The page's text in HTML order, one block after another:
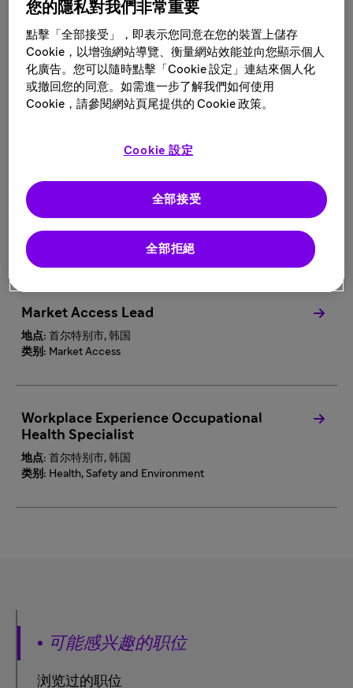
搜索结果如下
3 首尔特别市 的职位
筛选结果
Workplace Experience Safety Specialist
地点:首尔特别市, 韩国
类别:
Health, Safety and Environment
Market Access Lead
地点: 首尔特别市, 韩国
类别: Market Access
Workplace Experience Occupational
Health Specialist
地点: 首尔特别市, 韩国
类别: Health, Safety and Environment
可能感兴趣的职位
浏览过的职位
您的隱私對我們非常重要
點擊「全部接受」，即表示您同意在您的裝置上儲存
Cookie，以增強網站導覽、衡量網站效能並向您顯示個人
化廣告。您可以隨時點擊「Cookie 設定」連結來個人化
或撤回您的同意。如需進一步了解我們如何使用
Cookie，請參閱網站頁尾提供的 Cookie 政策。
Cookie 設定
全部拒絕
全部接受